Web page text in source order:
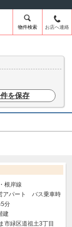
物件検索 お店へ連絡
を保存
根岸線
アパート バス乗車時
分
建
市緑区道祖土3丁目